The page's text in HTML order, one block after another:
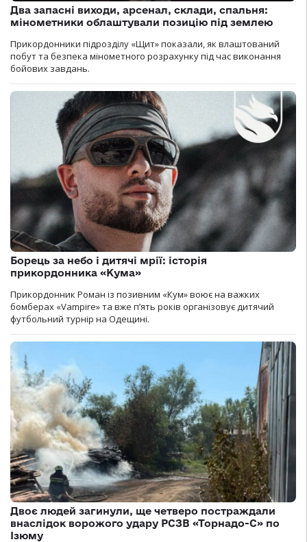
Два запасні виходи, арсенал, склади, спальня:
мінометники облаштували позицію під землею
Прикордонники підрозділу «Щит» показали, як влаштований
побут та безпека мінометного розрахунку під час виконання
бойових завдань.
Борець за небо і дитячі мрії: історія
прикордонника «Кума»
Прикордонник Роман із позивним «Кум» воює на важких
бомберах «Vampire» та вже п’ять років організовує дитячий
футбольний турнір на Одещині.
Двоє людей загинули, ще четверо постраждали
внаслідок ворожого удару РСЗВ «Торнадо-С» по
Ізюму